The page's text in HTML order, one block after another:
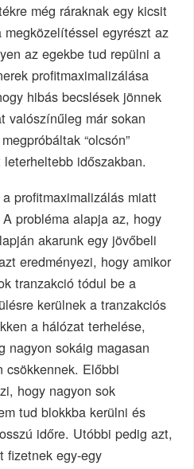
még ráraknak egy kicsit
egyrészt az
az egekbe tud repülni a
profitmaximalizálása
hibás becslések jönnek
valószínűleg már sokan
“olcsón”
időszakban.
profitmaximalizálás miatt
probléma alapja az, hogy
akarunk egy jövőbeli
eredményezi, hogy amikor
tranzakció tódul be a
kerülnek a tranzakciós
a hálózat terhelése,
nagyon sokáig magasan
csökkennek. Előbbi
hogy nagyon sok
tud blokkba kerülni és
időre. Utóbbi pedig azt,
fizetnek egy-egy